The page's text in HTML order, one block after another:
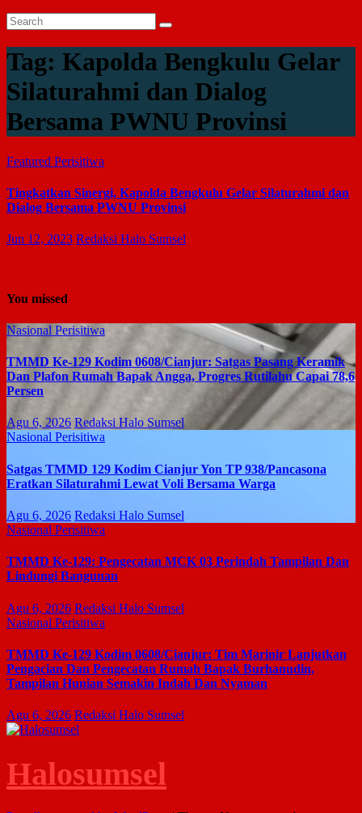
Tag: Kapolda Bengkulu Gelar
Silaturahmi dan Dialog
Bersama PWNU Provinsi
Featured Perisitiwa
Tingkatkan Sinergi, Kapolda Bengkulu Gelar Silaturahmi dan
Dialog Bersama PWNU Provinsi
Jun 12, 2023 Redaksi Halo Sumsel
You missed
Nasional Perisitiwa
TMMD Ke-129 Kodim 0608/Cianjur: Satgas Pasang Keramik
Dan Plafon Rumah Bapak Angga, Progres Rutilahu Capai 78,6
Persen
Agu 6, 2026 Redaksi Halo Sumsel
Nasional Perisitiwa
Satgas TMMD 129 Kodim Cianjur Yon TP 938/Pancasona
Eratkan Silaturahmi Lewat Voli Bersama Warga
Agu 6, 2026 Redaksi Halo Sumsel
Nasional Perisitiwa
TMMD Ke-129: Pengecatan MCK 03 Perindah Tampilan Dan
Lindungi Bangunan
Agu 6, 2026 Redaksi Halo Sumsel
Nasional Perisitiwa
TMMD Ke-129 Kodim 0608/Cianjur: Tim Marinir Lanjutkan
Pengacian Dan Pengecatan Rumah Bapak Burhanudin,
Tampilan Hunian Semakin Indah Dan Nyaman
Agu 6, 2026 Redaksi Halo Sumsel
Halosumsel